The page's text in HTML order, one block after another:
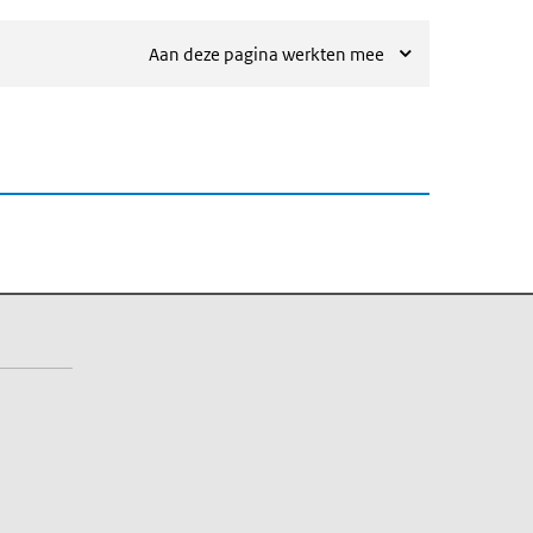
Aan deze pagina werkten mee